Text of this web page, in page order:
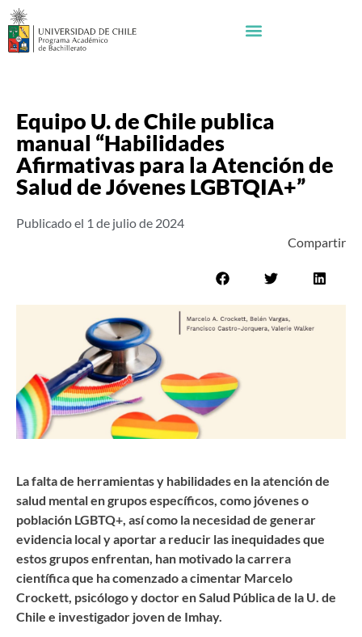
Equipo U. de Chile publica
manual “Habilidades
Afirmativas para la Atención de
Salud de Jóvenes LGBTQIA+”
Publicado el 1 de julio de 2024
Compartir
La falta de herramientas y habilidades en la atención de
salud mental en grupos específicos, como jóvenes o
población LGBTQ+, así como la necesidad de generar
evidencia local y aportar a reducir las inequidades que
estos grupos enfrentan, han motivado la carrera
científica que ha comenzado a cimentar Marcelo
Crockett, psicólogo y doctor en Salud Pública de la U. de
Chile e investigador joven de Imhay.